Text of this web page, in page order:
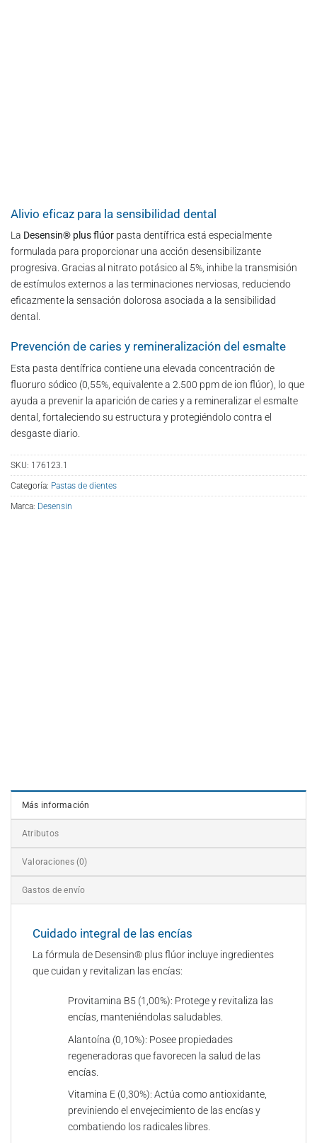
Alivio eficaz para la sensibilidad dental​
La Desensin® plus flúor pasta dentífrica está especialmente
formulada para proporcionar una acción desensibilizante
progresiva. Gracias al nitrato potásico al 5%, inhibe la transmisión
de estímulos externos a las terminaciones nerviosas, reduciendo
eficazmente la sensación dolorosa asociada a la sensibilidad
dental.​
Prevención de caries y remineralización del esmalte​
Esta pasta dentífrica contiene una elevada concentración de
fluoruro sódico (0,55%, equivalente a 2.500 ppm de ion flúor), lo que
ayuda a prevenir la aparición de caries y a remineralizar el esmalte
dental, fortaleciendo su estructura y protegiéndolo contra el
desgaste diario.
SKU: 176123.1
Categoría: Pastas de dientes
Marca: Desensin
Más información
Atributos
Valoraciones (0)
Gastos de envío
Cuidado integral de las encías​
La fórmula de Desensin® plus flúor incluye ingredientes
que cuidan y revitalizan las encías:​
Provitamina B5 (1,00%): Protege y revitaliza las
encías, manteniéndolas saludables.​
Alantoína (0,10%): Posee propiedades
regeneradoras que favorecen la salud de las
encías.​​
Vitamina E (0,30%): Actúa como antioxidante,
previniendo el envejecimiento de las encías y
combatiendo los radicales libres.​​